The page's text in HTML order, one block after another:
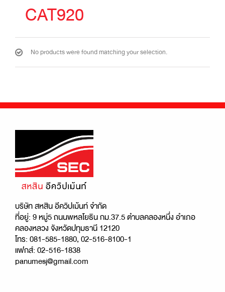
CAT920
No products were found matching your selection.
บริษัท สหสิน อีควิปเม้นท์ จำกัด
ที่อยู่: 9 หมู่5 ถนนพหลโยธิน กม.37.5 ตำบลคลองหนึ่ง อำเภอ
คลองหลวง จังหวัดปทุมธานี 12120
โทร: 081-585-1880, 02-516-8100-1
แฟกส์: 02-516-1838
panumesj@gmail.com